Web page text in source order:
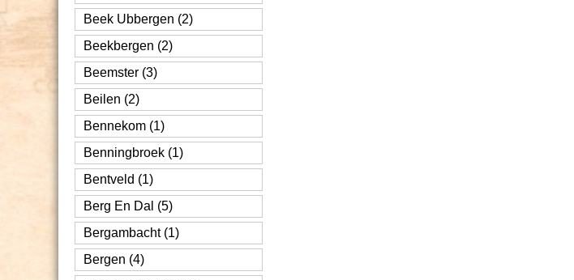
Beek Ubbergen (2)
Beekbergen (2)
Beemster (3)
Beilen (2)
Bennekom (1)
Benningbroek (1)
Bentveld (1)
Berg En Dal (5)
Bergambacht (1)
Bergen (4)